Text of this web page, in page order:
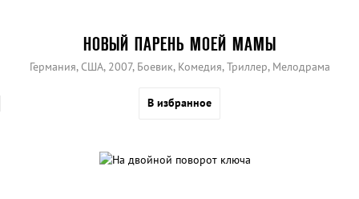
НОВЫЙ ПАРЕНЬ МОЕЙ МАМЫ
Германия, США, 2007, Боевик, Комедия, Триллер, Мелодрама
В избранное